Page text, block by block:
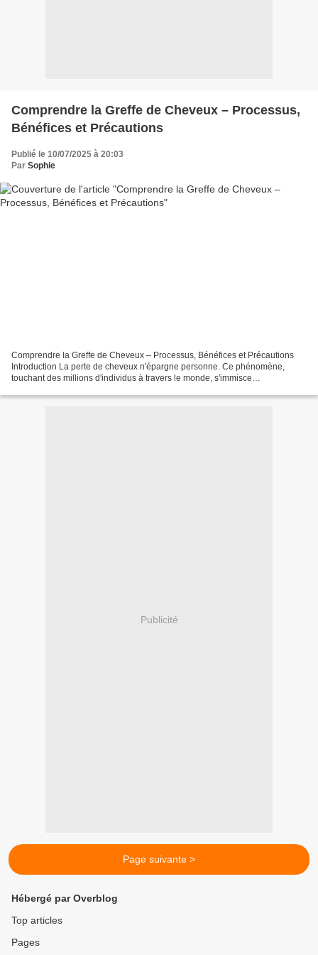
Comprendre la Greffe de Cheveux – Processus,
Bénéfices et Précautions
Publié le 10/07/2025 à 20:03
Par Sophie
Comprendre la Greffe de Cheveux – Processus, Bénéfices et Précautions
Introduction La perte de cheveux n'épargne personne. Ce phénomène,
touchant des millions d'individus à travers le monde, s'immisce
Publicité
Page suivante >
Hébergé par Overblog
Top articles
Pages